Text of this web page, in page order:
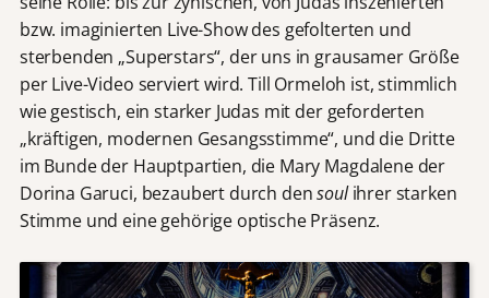
bzw. imaginierten Live-Show des gefolterten und
sterbenden „Superstars“, der uns in grausamer Größe
per Live-Video serviert wird. Till Ormeloh ist, stimmlich
wie gestisch, ein starker Judas mit der geforderten
„kräftigen, modernen Gesangsstimme“, und die Dritte
im Bunde der Hauptpartien, die Mary Magdalene der
Dorina Garuci, bezaubert durch densoulihrer starken
Stimme und eine gehörige optische Präsenz.